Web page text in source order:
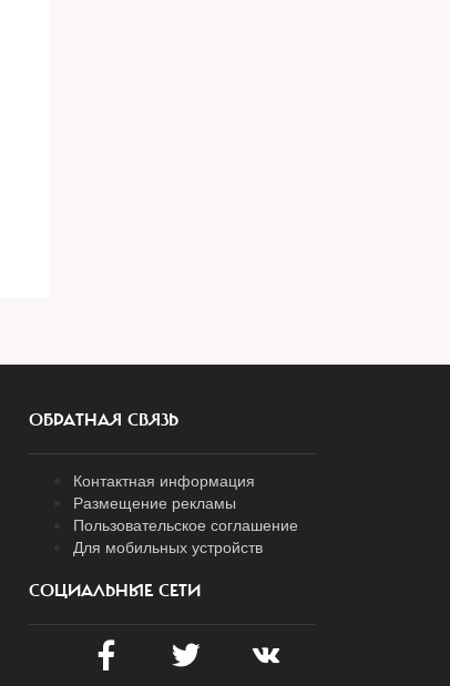
ОБРАТНАЯ СВЯЗЬ
Контактная информация
Размещение рекламы
Пользовательское соглашение
Для мобильных устройств
СОЦИАЛЬНЫЕ СЕТИ